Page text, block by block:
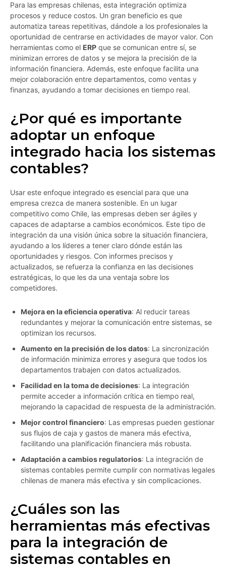
Para las empresas chilenas, esta integración optimiza
procesos y reduce costos. Un gran beneficio es que
automatiza tareas repetitivas, dándole a los profesionales la
oportunidad de centrarse en actividades de mayor valor. Con
herramientas como el ERP que se comunican entre sí, se
minimizan errores de datos y se mejora la precisión de la
información financiera. Además, este enfoque facilita una
mejor colaboración entre departamentos, como ventas y
finanzas, ayudando a tomar decisiones en tiempo real.
¿Por qué es importante
adoptar un enfoque
integrado hacia los sistemas
contables?
Usar este enfoque integrado es esencial para que una
empresa crezca de manera sostenible. En un lugar
competitivo como Chile, las empresas deben ser ágiles y
capaces de adaptarse a cambios económicos. Este tipo de
integración da una visión única sobre la situación financiera,
ayudando a los líderes a tener claro dónde están las
oportunidades y riesgos. Con informes precisos y
actualizados, se refuerza la confianza en las decisiones
estratégicas, lo que les da una ventaja sobre los
competidores.
Mejora en la eficiencia operativa: Al reducir tareas
redundantes y mejorar la comunicación entre sistemas, se
optimizan los recursos.
Aumento en la precisión de los datos: La sincronización
de información minimiza errores y asegura que todos los
departamentos trabajen con datos actualizados.
Facilidad en la toma de decisiones: La integración
permite acceder a información crítica en tiempo real,
mejorando la capacidad de respuesta de la administración.
Mejor control financiero: Las empresas pueden gestionar
sus flujos de caja y gastos de manera más efectiva,
facilitando una planificación financiera más robusta.
Adaptación a cambios regulatorios: La integración de
sistemas contables permite cumplir con normativas legales
chilenas de manera más efectiva y sin complicaciones.
¿Cuáles son las
herramientas más efectivas
para la integración de
sistemas contables en